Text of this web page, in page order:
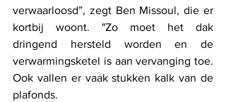
verwaarloosd”, zegt Ben Missoul, die er
kortbij woont. "Zo moet het dak
dringend hersteld worden en de
verwarmingsketel is aan vervanging toe.
Ook vallen er vaak stukken kalk van de
plafonds.